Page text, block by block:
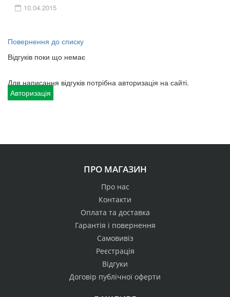
10.04.2015
Повернення до списку
Відгуків поки що немає
Для написання відгуків потрібна авторизація на сайті.
Авторизація
ПРО МАГАЗИН
Про нас
Контакти
Оплата та доставка
Гарантія і повернення
Самовивіз
Реєстрація
Відгуки
Договір публічної оферти